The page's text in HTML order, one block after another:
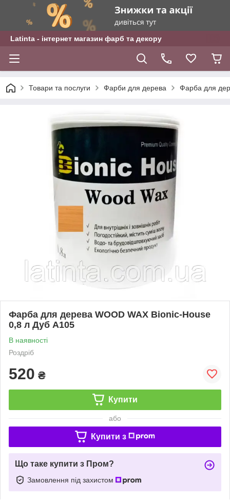
Latinta - інтернет магазин фарб та декору
Товари та послуги Фарби для дерева Фарба для
Фарба для дерева WOOD WAX Bionic-House
0,8 л Дуб А105
В наявності
Роздріб
520 ₴
Купити
або
Купити з
Що таке купити з Пром?
Замовлення під захистом